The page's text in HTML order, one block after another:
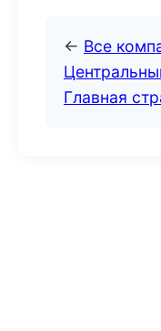
← Все
Главная